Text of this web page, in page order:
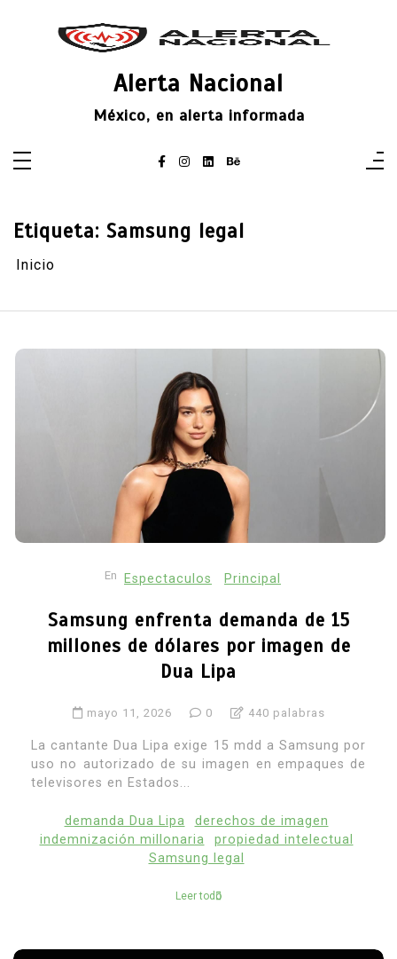
Alerta Nacional
México, en alerta informada
Etiqueta: Samsung legal
Inicio
En Espectaculos Principal
Samsung enfrenta demanda de 15
millones de dólares por imagen de
Dua Lipa
mayo 11, 2026 0 440 palabras
La cantante Dua Lipa exige 15 mdd a Samsung por
uso no autorizado de su imagen en empaques de
televisores en Estados...
demanda Dua Lipa
derechos de imagen
indemnización millonaria
propiedad intelectual
Samsung legal
Leer todo